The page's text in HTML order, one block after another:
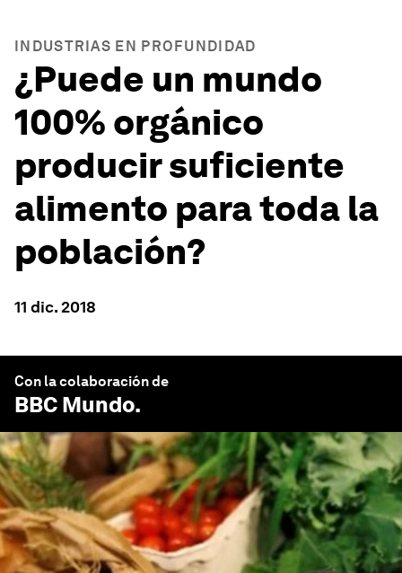
INDUSTRIAS EN PROFUNDIDAD
¿Puede un mundo
100% orgánico
producir suficiente
alimento para toda la
población?
11 dic. 2018
Con la colaboración de
BBC Mundo.